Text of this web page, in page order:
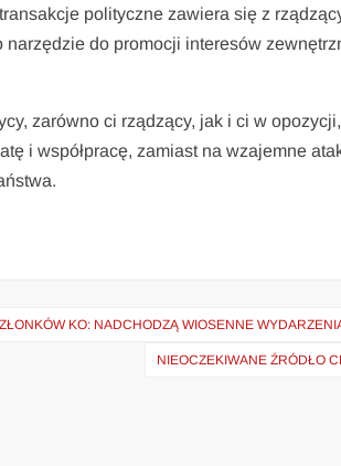
polityczne zawiera się z
do promocji interesów
zarówno ci rządzący, jak i ci w
i współpracę, zamiast na wzajemne
KO: NADCHODZĄ WIOSENNE
NIEOCZEKIWANE ŹRÓDŁO